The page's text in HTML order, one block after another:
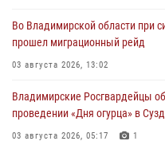
Во Владимирской области при
прошел миграционный рейд
03 августа 2026, 13:02
Владимирские Росгвардейцы
проведении «Дня огурца» в
03 августа 2026, 05:17 1